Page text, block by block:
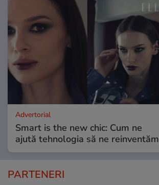
Advertorial
Smart is the new chic: Cum ne
ajută tehnologia să ne reinventăm
PARTENERI